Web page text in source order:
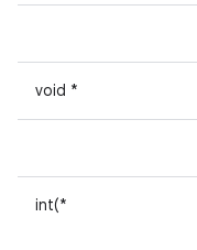
void *
int(*